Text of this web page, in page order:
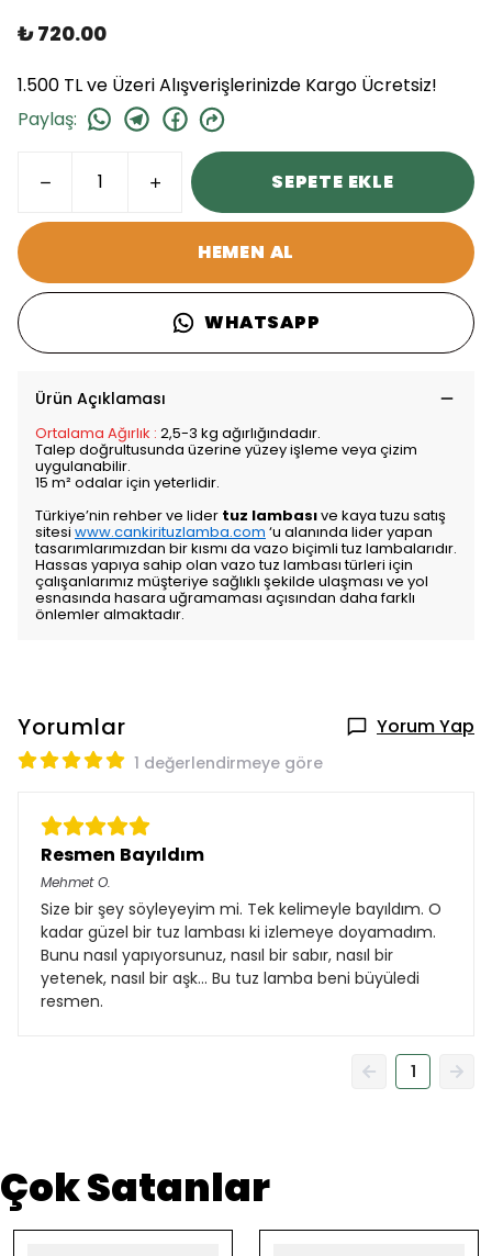
₺ 720.00
1.500 TL ve Üzeri Alışverişlerinizde Kargo Ücretsiz!
Paylaş:
SEPETE EKLE
HEMEN AL
WHATSAPP
Ürün Açıklaması
Ortalama Ağırlık : 2,5-3 kg ağırlığındadır.
Talep doğrultusunda üzerine yüzey işleme veya çizim
uygulanabilir.
15 m² odalar için yeterlidir.
Türkiye’nin rehber ve lider tuz lambasıve kaya tuzu satış
sitesi www.cankirituzlamba.com ‘u alanında lider yapan
tasarımlarımızdan bir kısmı da vazo biçimli tuz lambalarıdır.
Hassas yapıya sahip olan vazo tuz lambası türleri için
çalışanlarımız müşteriye sağlıklı şekilde ulaşması ve yol
esnasında hasara uğramaması açısından daha farklı
önlemler almaktadır.
Yorumlar Yorum Yap
1 değerlendirmeye göre
Resmen Bayıldım
Mehmet O.
Size bir şey söyleyeyim mi. Tek kelimeyle bayıldım. O
kadar güzel bir tuz lambası ki izlemeye doyamadım.
Bunu nasıl yapıyorsunuz, nasıl bir sabır, nasıl bir
yetenek, nasıl bir aşk... Bu tuz lamba beni büyüledi
resmen.
1
Çok Satanlar